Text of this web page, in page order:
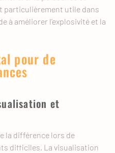
particulièrement utile dans
à améliorer l’explosivité et la
pour de
et
la différence lors de
difficiles. La visualisation